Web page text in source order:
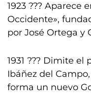
1923 ??? Aparece
Occidente»,
por José Ortega y
1931 ??? Dimite el
Ibáñez del
forma un nuevo